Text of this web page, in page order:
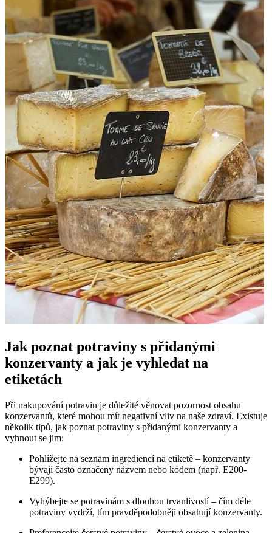
Jak poznat potraviny s přidanými
konzervanty a jak je vyhledat na
etiketách
Při nakupování potravin je důležité věnovat pozornost obsahu
konzervantů, které mohou mít negativní vliv na naše zdraví. Existuje
několik tipů, jak poznat potraviny s přidanými konzervanty a
vyhnout se jim:
Pohlížejte na seznam ingrediencí na etiketě – konzervanty
bývají často označeny názvem nebo kódem (např. E200-
E299).
Vyhýbejte se potravinám s dlouhou trvanlivostí – čím déle
potraviny vydrží, tím pravděpodobněji obsahují konzervanty.